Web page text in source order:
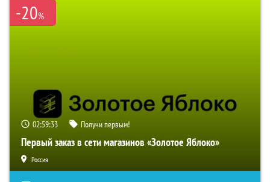
-20%
02:59:32 Получи первым!
Первый заказ в сети магазинов «Золотое Яблоко»
Россия